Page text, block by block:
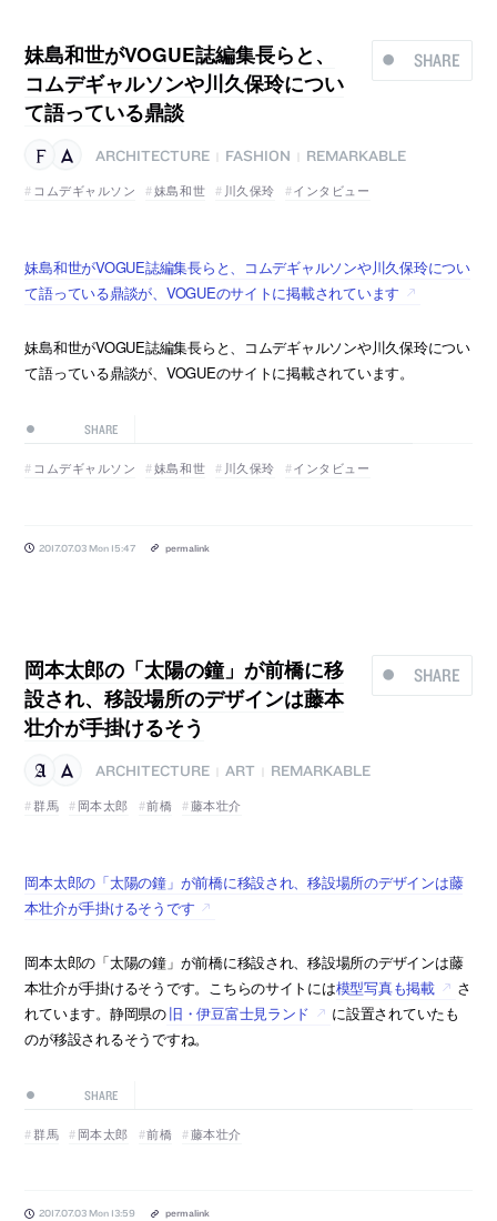
SHARE
妹島和世がVOGUE誌編集長らと、
コムデギャルソンや川久保玲につい
て語っている鼎談
ARCHITECTURE FASHION
REMARKABLE
コムデギャルソン
妹島和世 川久保玲 インタビュー
妹島和世がVOGUE誌編集長らと、コムデギャルソンや川久保玲につい
て語っている鼎談が、VOGUEのサイトに掲載されています
妹島和世がVOGUE誌編集長らと、コムデギャルソンや川久保玲につい
て語っている鼎談が、VOGUEのサイトに掲載されています。
SHARE
コムデギャルソン 妹島和世 川久保玲 インタビュー
2017.07.03 Mon 15:47 permalink
SHARE
岡本太郎の「太陽の鐘」が前橋に移
設され、移設場所のデザインは藤本
壮介が手掛けるそう
ARCHITECTURE ART
REMARKABLE
群馬
岡本太郎 前橋 藤本壮介
岡本太郎の「太陽の鐘」が前橋に移設され、移設場所のデザインは藤
本壮介が手掛けるそうです
岡本太郎の「太陽の鐘」が前橋に移設され、移設場所のデザインは藤
本壮介が手掛けるそうです。こちらのサイトには模型写真も掲載
さ
れています。静岡県の旧・伊豆富士見ランド
に設置されていたも
のが移設されるそうですね。
SHARE
群馬 岡本太郎 前橋 藤本壮介
2017.07.03 Mon 13:59 permalink